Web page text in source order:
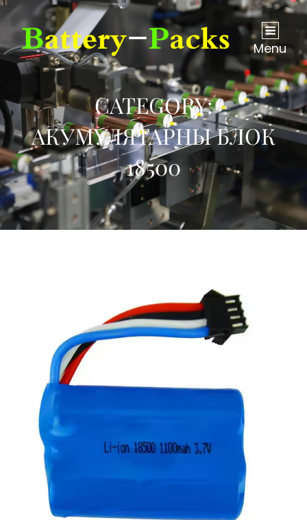
Menu
CATEGORY:
АКУМУЛЯТАРНЫ БЛОК
18500